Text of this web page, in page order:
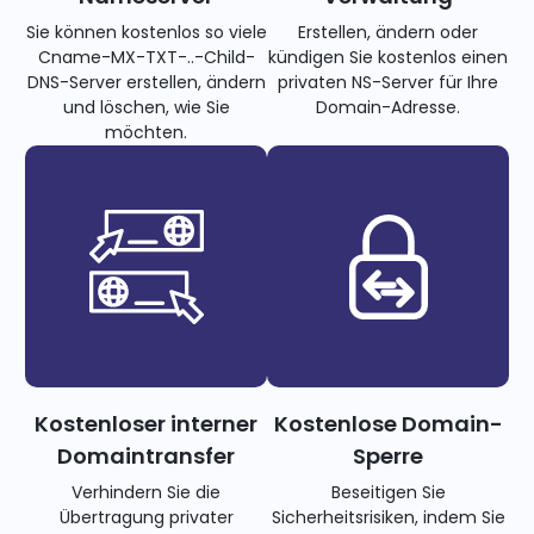
Sie können kostenlos so viele
Cname-MX-TXT-..-Child-
DNS-Server erstellen, ändern
und löschen, wie Sie
möchten.
Erstellen, ändern oder
kündigen Sie kostenlos einen
privaten NS-Server für Ihre
Domain-Adresse.
Kostenloser interner
Domaintransfer
Verhindern Sie die
Übertragung privater
Kostenlose Domain-
Sperre
Beseitigen Sie
Sicherheitsrisiken, indem Sie